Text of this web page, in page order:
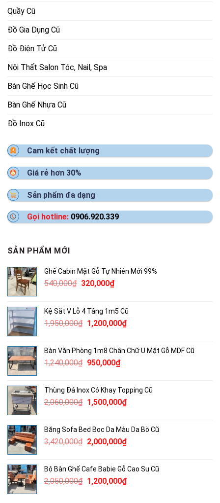
Quầy Cũ
Đồ Gia Dụng Cũ
Đồ Điện Tử Cũ
Nội Thất Salon Tóc, Nail, Spa
Bàn Ghế Học Sinh Cũ
Bàn Ghế Nhựa Cũ
Đồ Inox Cũ
Cam kết chất lượng
Giá rẻ hơn 30%
Sản phẩm đa dạng
Gọi hotline: 0906.920.339
SẢN PHẨM MỚI
Ghế Cabin Mặt Gỗ Tự Nhiên Mới 99%
540,000₫ Giá
540,000₫.
320,000₫Giá
là:
320,000₫.
Kệ Sắt V Lỗ 4 Tầng 1m5 Cũ
1,950,000₫ Giá
1,950,000₫.
1,200,000₫Giá
là:
Bàn Văn Phòng 1m8 Chân Chữ U Mặt Gỗ MDF Cũ
1,240,000₫ Giá
1,240,000₫.
950,000₫Giá
là:
950,000₫.
Thùng Đá Inox Có Khay Topping Cũ
2,060,000₫ Giá
2,060,000₫.
1,500,000₫Giá
là:
1,500,000₫.
Băng Sofa Bed Bọc Da Màu Da Bò Cũ
3,420,000₫ Giá
3,420,000₫.
2,000,000₫Giá
là:
2,000,000₫.
Bộ Bàn Ghế Cafe Babie Gỗ Cao Su Cũ
2,050,000₫ Giá
1,200,000₫Giá